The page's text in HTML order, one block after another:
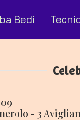
Bedi
- 3